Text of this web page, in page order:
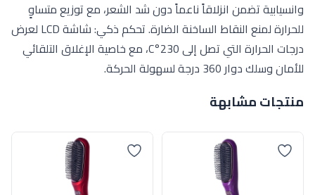
وانسيابية تضمن انزلاقاً ناعماً دون شد الشعر، مع توزيع متساوٍ
للحرارة لمنع النقاط الساخنة الضارة. تحكم ذكي: شاشة LCD لعرض
درجات الحرارة التي تصل إلى 230°C، مع خاصية الإغلاق التلقائي
للأمان وسلك دوار 360 درجة لسهولة الحركة.
منتجات مشابهة